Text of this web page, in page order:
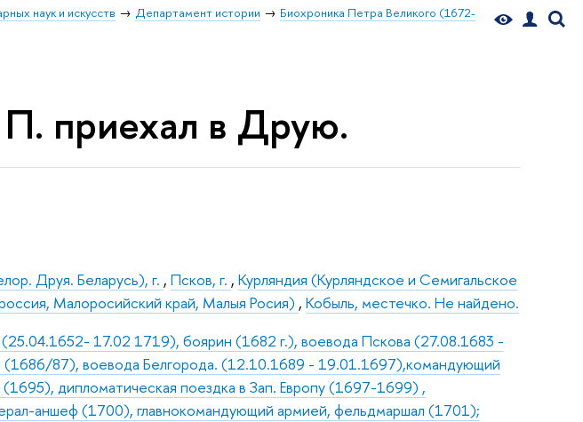
наук и искусств Департамент истории
Биохроника Петра Великого (1672-
приехал в Друю.
Друя. Беларусь), г. ,Псков, г. ,Курляндия (Курляндское и Семигальское
Малоросийский край, Малыя Росия) ,Кобыль, местечко. Не найдено.
17.02 1719), боярин (1682 г.), воевода Пскова (27.08.1683 -
87), воевода Белгорода. (12.10.1689 - 19.01.1697),командующий
дипломатическая поездка в Зап. Европу (1697-1699) ,
аншеф (1700), главнокомандующий армией, фельдмаршал (1701);